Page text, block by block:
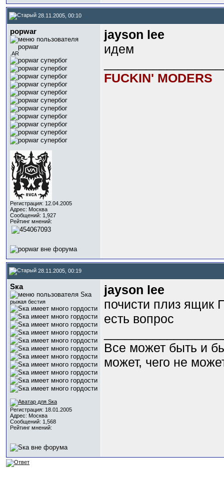
28.11.2005, 00:10
popwar
.AR
Регистрация: 12.04.2005
Адрес: Москва
Сообщений: 1,927
Рейтинг мнений:
jayson lee
идем
FUCKIN' MODERS
28.11.2005, 00:19
Sка
рыжая бестия
Регистрация: 18.01.2005
Адрес: Москва
Сообщений: 1,568
Рейтинг мнений:
jayson lee
почисти плиз ящик
есть вопрос
Все может быть и
может, чего не